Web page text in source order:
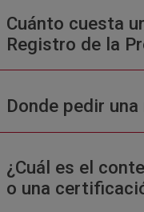
Cuánto cuesta
Registro de la
Donde pedir
¿Cuál es el
o una